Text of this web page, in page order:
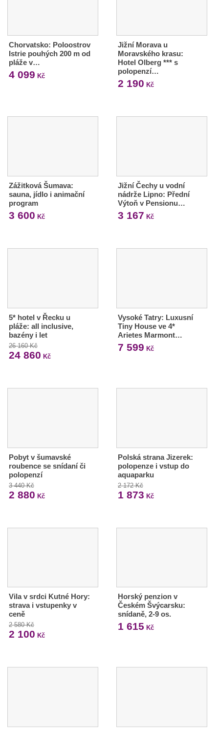
Chorvatsko: Poloostrov
Istrie pouhých 200 m od
pláže v…
4 099 Kč
Jižní Morava u
Moravského krasu:
Hotel Olberg *** s
polopenzí…
2 190 Kč
Zážitková Šumava:
sauna, jídlo i animační
program
3 600 Kč
Jižní Čechy u vodní
nádrže Lipno: Přední
Výtoň v Pensionu…
3 167 Kč
5* hotel v Řecku u
pláže: all inclusive,
bazény i let
26 160 Kč
24 860 Kč
Vysoké Tatry: Luxusní
Tiny House ve 4*
Arietes Marmont…
7 599 Kč
Pobyt v šumavské
roubence se snídaní či
polopenzí
3 440 Kč
2 880 Kč
Polská strana Jizerek:
polopenze i vstup do
aquaparku
2 172 Kč
1 873 Kč
Vila v srdci Kutné Hory:
strava i vstupenky v
ceně
2 580 Kč
2 100 Kč
Horský penzion v
Českém Švýcarsku:
snídaně, 2-9 os.
1 615 Kč